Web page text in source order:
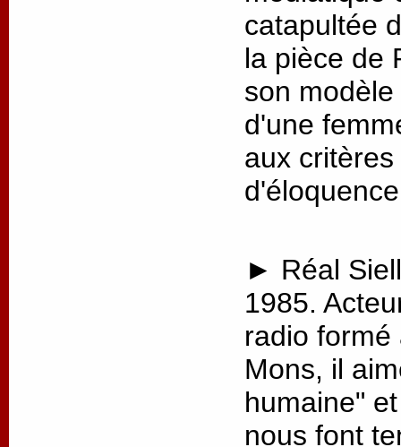
catapultée
la pièce de
son
d'une
aux
► Réal
1985.
radio
Mons, il
humaine"
nous font